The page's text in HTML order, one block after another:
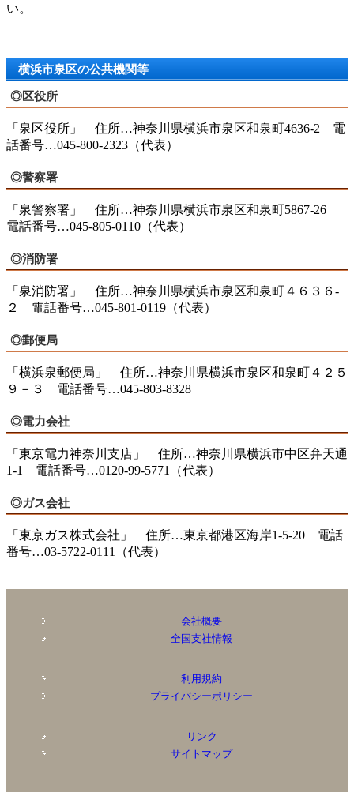
い。
横浜市泉区の公共機関等
◎区役所
「泉区役所」 住所…神奈川県横浜市泉区和泉町4636-2 電
話番号…045-800-2323（代表）
◎警察署
「泉警察署」 住所…神奈川県横浜市泉区和泉町5867-26
電話番号…045-805-0110（代表）
◎消防署
「泉消防署」 住所…神奈川県横浜市泉区和泉町４６３６-
２ 電話番号…045-801-0119（代表）
◎郵便局
「横浜泉郵便局」 住所…神奈川県横浜市泉区和泉町４２５
９－３ 電話番号…045-803-8328
◎電力会社
「東京電力神奈川支店」 住所…神奈川県横浜市中区弁天通
1-1 電話番号…0120-99-5771（代表）
◎ガス会社
「東京ガス株式会社」 住所…東京都港区海岸1-5-20 電話
番号…03-5722-0111（代表）
会社概要
全国支社情報
利用規約
プライバシーポリシー
リンク
サイトマップ